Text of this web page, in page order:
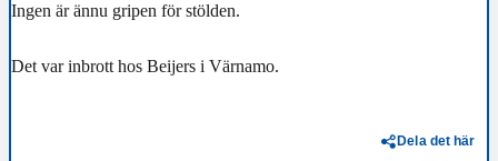
Ingen är ännu gripen för stölden.
Det var inbrott hos Beijers i Värnamo.
Dela det här